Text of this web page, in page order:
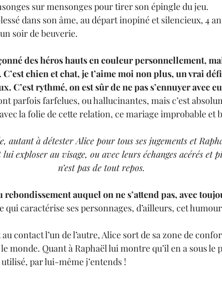
sur mensonges pour tirer son épingle du jeu.
dans son âme, au départ inopiné et silencieux, 4
soir de beuverie.
des héros hauts en couleur personnellement,
C’est chien et chat, je t’aime moi non plus, un vrai
C’est rythmé, on est sûr de ne pas s’ennuyer avec
parfois farfelues, ou hallucinantes, mais c’est
la folie de cette relation, ce mariage improbable et
autant à détester Alice pour tous ses jugements et
lui exploser au visage, ou avec leurs échanges acérés et
n’est pas de tout repos.
rebondissement auquel on ne s’attend pas, avec
qui caractérise ses personnages, d’ailleurs, cet
au contact l’un de l’autre, Alice sort de sa zone de
monde. Quant à Raphaël lui montre qu’il en a sous le
par lui-même j’entends !